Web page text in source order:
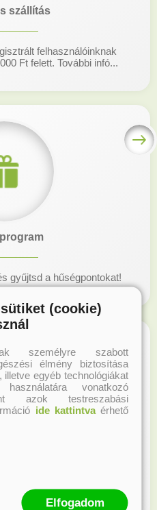
szállítás
felhasználóinknak
Ft felett. További infó...
gyűjtsd a hűségpontokat!
és akcióinkról.
(cookie)
személyre szabott
élmény biztosítása
egyéb technológiákat
vonatkozó
azok testreszabási
ide kattintvaérhető
Elfogadom